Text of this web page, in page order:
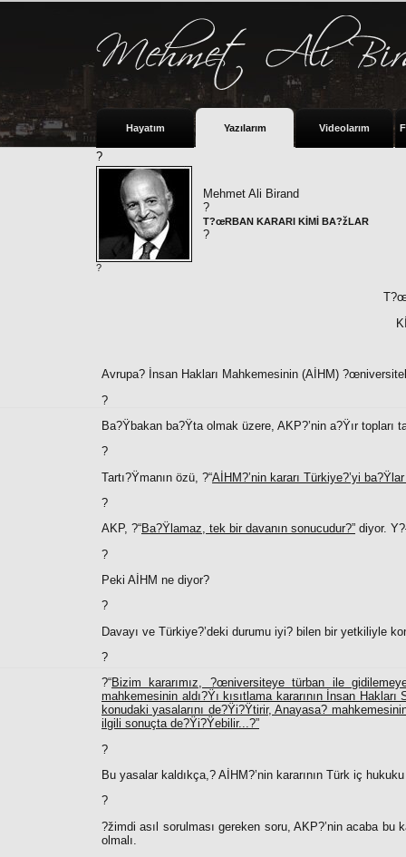
Hayatım Yazılarım Videolarım
?
Mehmet Ali Birand
?
T?œRBAN KARARI KİMİ BA?žLAR
?
?
Avrupa? İnsan Hakları Mahkemesinin (AİHM)
?
Ba?Ÿbakan ba?Ÿta olmak üzere, AKP?’nin a?Ÿır topları
?
Tartı?Ÿmanın özü, ?“AİHM?’nin kararı Türkiye?’yi ba?Ÿlar
?
AKP, ?“Ba?Ÿlamaz, tek bir davanın sonucudur?” diyor.
?
Peki AİHM ne diyor?
?
Davayı ve Türkiye?’deki durumu iyi? bilen bir yetkiliyle
?
?“Bizim kararımız, ?œniversiteye türban ile
mahkemesinin aldı?Ÿı kısıtlama kararının İnsan
konudaki yasalarını de?Ÿi?Ÿtirir, Anayasa?
ilgili sonuçta de?Ÿi?Ÿebilir...?”
?
Bu yasalar kaldıkça,? AİHM?’nin kararının Türk iç
?
?žimdi asıl sorulması gereken soru, AKP?’nin acaba bu
olmalı.